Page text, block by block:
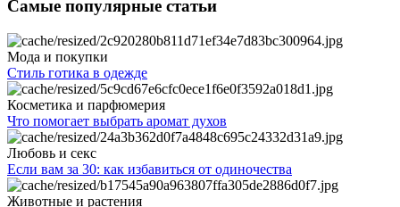
Самые популярные статьи
Мода и покупки
Стиль готика в одежде
Косметика и парфюмерия
Что помогает выбрать аромат духов
Любовь и секс
Если вам за 30: как избавиться от одиночества
Животные и растения